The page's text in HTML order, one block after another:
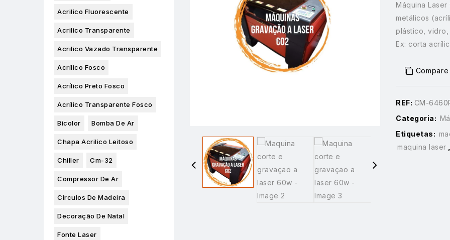
Máquina
metálicos
plástico,
Ex: corta
Compare
REF: CM-
Categoria:
Etiquetas:
maquina laser
Acrilico Fluorescente
Acrilico Transparente
Acrilico Vazado Transparente
Acrílico Fosco
Acrílico Preto Fosco
Acrílico Transparente Fosco
Bicolor Bomba De Ar
Chapa Acrilico Leitoso
Chiller Cm-32
Compressor De Ar
Círculos De Madeira
Decoração De Natal
Fonte Laser